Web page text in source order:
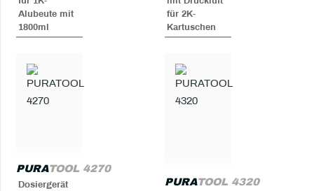
Alubeute mit
1800ml
für 2K-
Kartuschen
PURATOOL 4270
Dosiergerät
PURATOOL 4320